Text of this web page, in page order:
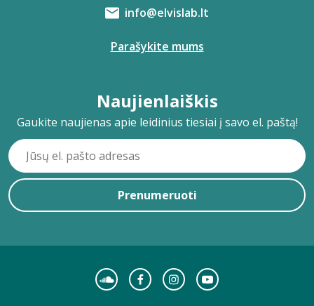
info@elvislab.lt
Parašykite mums
Naujienlaiškis
Gaukite naujienas apie leidinius tiesiai į savo el. paštą!
Prenumeruoti